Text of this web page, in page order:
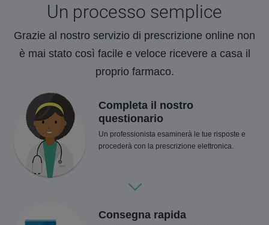
Un processo semplice
Grazie al nostro servizio di prescrizione online non
è mai stato così facile e veloce ricevere a casa il
proprio farmaco.
Completa il nostro
questionario
Un professionista esaminerà le tue risposte e
procederà con la prescrizione elettronica.
Consegna rapida